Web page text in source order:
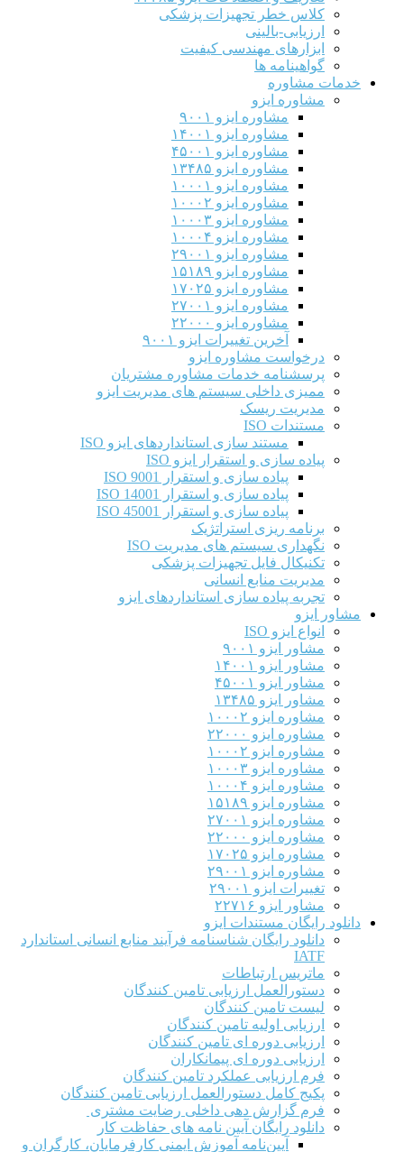
کلاس خطر تجهیزات پزشکی
ارزیابی-بالینی
ابزارهای مهندسی کیفیت
گواهینامه ها
خدمات مشاوره
مشاوره ایزو
مشاوره ایزو ۹۰۰۱
مشاوره ایزو ۱۴۰۰۱
مشاوره ایزو ۴۵۰۰۱
مشاوره ایزو ۱۳۴۸۵
مشاوره ایزو ۱۰۰۰۱
مشاوره ایزو ۱۰۰۰۲
مشاوره ایزو ۱۰۰۰۳
مشاوره ایزو ۱۰۰۰۴
مشاوره ایزو ۲۹۰۰۱
مشاوره ایزو ۱۵۱۸۹
مشاوره ایزو ۱۷۰۲۵
مشاوره ایزو ۲۷۰۰۱
مشاوره ایزو ۲۲۰۰۰
آخرین تغییرات ایزو ۹۰۰۱
درخواست مشاوره ایزو
پرسشنامه خدمات مشاوره مشتریان
ممیزی داخلی سیستم های مدیریت ایزو
مدیریت ریسک
مستندات ISO
مستند سازی استانداردهای ایزو ISO
پیاده سازی و استقرار ایزو ISO
پیاده سازی و استقرار ISO 9001​
پیاده سازی و استقرار ISO 14001
پیاده سازی و استقرار ISO 45001
برنامه ریزی استراتژیک
نگهداری سیستم های مدیریت ISO
تکنیکال فایل تجهیزات پزشکی
مدیریت منابع انسانی
تجربه پیاده سازی استانداردهای ایزو
مشاور ایزو
انواع ایزو ISO
مشاور ایزو ۹۰۰۱
مشاور ایزو ۱۴۰۰۱
مشاور ایزو ۴۵۰۰۱
مشاور ایزو ۱۳۴۸۵
مشاوره ایزو ۱۰۰۰۲
مشاوره ایزو ۲۲۰۰۰
مشاوره ایزو ۱۰۰۰۲
مشاوره ایزو ۱۰۰۰۳
مشاوره ایزو ۱۰۰۰۴
مشاوره ایزو ۱۵۱۸۹
مشاوره ایزو ۲۷۰۰۱
مشاوره ایزو ۲۲۰۰۰
مشاوره ایزو ۱۷۰۲۵
مشاوره ایزو ۲۹۰۰۱
تغییرات ایزو ۲۹۰۰۱
مشاور ایزو ۲۲۷۱۶
دانلود رایگان مستندات ایزو
دانلود رایگان شناسنامه فرآیند منابع انسانی استاندارد
IATF
ماتریس ارتباطات
دستورالعمل ارزیابی تامین کنندگان
لیست تامین کنندگان
ارزیابی اولیه تامین کنندگان
ارزیابی دوره ای تامین کنندگان
ارزیابی دوره ای پیمانکاران
فرم ارزيابی عملکرد تامین کنندگان
پکیج کامل دستورالعمل ارزیابی تامین کنندگان
فرم گزارش دهی داخلی رضایت مشتری
دانلود رایگان آیین نامه های حفاظت کار
آیین‌نامه آموزش ایمنی کارفرمایان، کارگران و